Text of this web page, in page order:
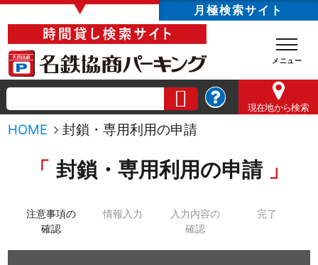
▼ 月極検索サイト
現在地から検索
HOME 封鎖・専用利用の申請
封鎖・専用利用の申請
注意事項の
確認
情報入力
入力内容の
確認
完了